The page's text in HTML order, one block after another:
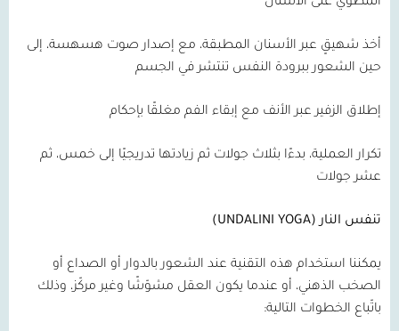
أخذ شهيقٍ عبر الأسنان المطبقة، مع إصدار صوت هسهسة، إلى
حين الشعور ببرودة النفس تنتشر في الجسم
إطلاق الزفير عبر الأنف مع إبقاء الفم مغلقًا بإحكام
تكرار العملية، بدءًا بثلاث جولات ثم زيادتها تدريجيًا إلى خمس، ثم
عشر جولات
تنفس النار (UNDALINI YOGA)
يمكننا استخدام هذه التقنية عند الشعور بالدوار أو الصداع أو
الصخب الذهني، أو عندما يكون العقل مشوّشًا وغير مركّز، وذلك
باتّباع الخطوات التالية: